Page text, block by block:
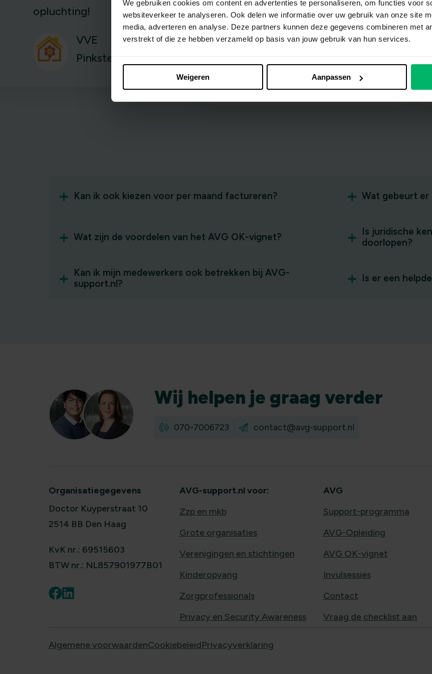
We gebruiken cookies om content en advertenties te personaliseren, om functies voor
websiteverkeer te analyseren. Ook delen we informatie over uw gebruik van onze site
media, adverteren en analyse. Deze partners kunnen deze gegevens combineren met
verstrekt of die ze hebben verzameld op basis van jouw gebruik van hun services.
Weigeren Aanpassen
opluchting!
VVE
Pinksterbloemplein
vereniging moet zich er a an
houden.
Amersfoorts
Jeugdorkest
Kan ik ook kiezen voor per maand factureren?
Wat zijn de voordelen van het AVG OK-vignet?
Kan ik mijn medewerkers ook betrekken bij AVG-
support.nl?
Wat gebeurt er
Is juridische
doorlopen?
Is er een
Wij helpen je graag verder
070-7006723 contact@avg-support.nl
Organisatiegegevens
Doctor Kuyperstraat 10
2514 BB Den Haag
KvK nr.: 69515603
BTW nr.: NL857901977B01
AVG-support.nl voor:
Zzp en mkb
Grote organisaties
Verenigingen en stichtingen
Kinderopvang
Zorgprofessionals
Privacy en Security Awareness
AVG
Support-programma
AVG-Opleiding
AVG OK-vignet
Invulsessies
Contact
Vraag de checklist aan
Algemene voorwaardenCookiebeleidPrivacyverklaring